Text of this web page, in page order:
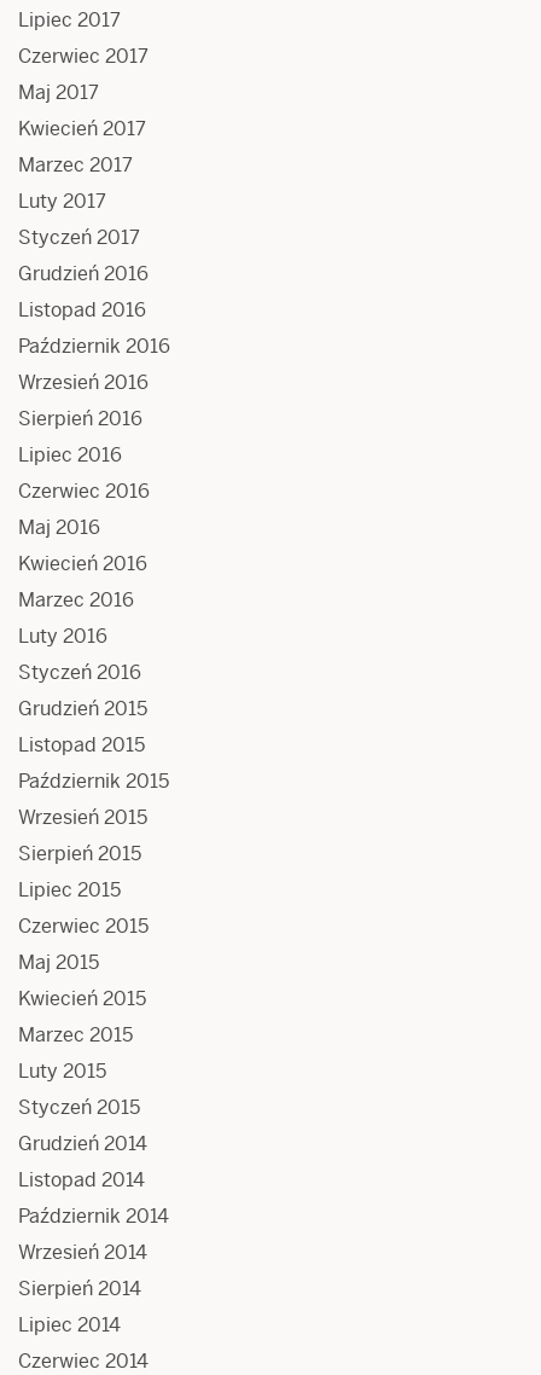
Lipiec 2017
Czerwiec 2017
Maj 2017
Kwiecień 2017
Marzec 2017
Luty 2017
Styczeń 2017
Grudzień 2016
Listopad 2016
Październik 2016
Wrzesień 2016
Sierpień 2016
Lipiec 2016
Czerwiec 2016
Maj 2016
Kwiecień 2016
Marzec 2016
Luty 2016
Styczeń 2016
Grudzień 2015
Listopad 2015
Październik 2015
Wrzesień 2015
Sierpień 2015
Lipiec 2015
Czerwiec 2015
Maj 2015
Kwiecień 2015
Marzec 2015
Luty 2015
Styczeń 2015
Grudzień 2014
Listopad 2014
Październik 2014
Wrzesień 2014
Sierpień 2014
Lipiec 2014
Czerwiec 2014